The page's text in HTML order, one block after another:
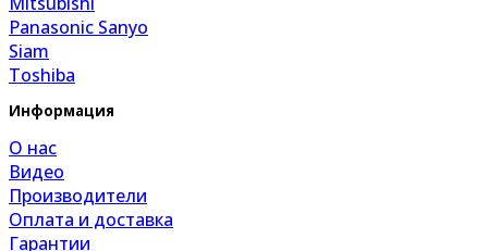
Panasonic Sanyo
Siam
Toshiba
Информация
О нас
Видео
Производители
Оплата и доставка
Гарантии